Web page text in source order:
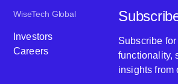
WiseTech Global
Investors
Careers
Subscribe
functionality,
insights from